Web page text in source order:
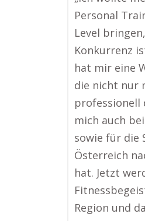
Personal
Level
Konkurrenz
hat mir eine
die nicht nur
professionell
mich auch
sowie für die
Österreich
hat. Jetzt
Region und